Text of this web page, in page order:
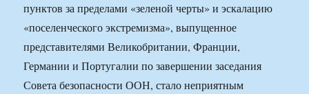
пунктов за пределами «зеленой черты» и эскалацию
«поселенческого экстремизма», выпущенное
представителями Великобритании, Франции,
Германии и Португалии по завершении заседания
Совета безопасности ООН, стало неприятным